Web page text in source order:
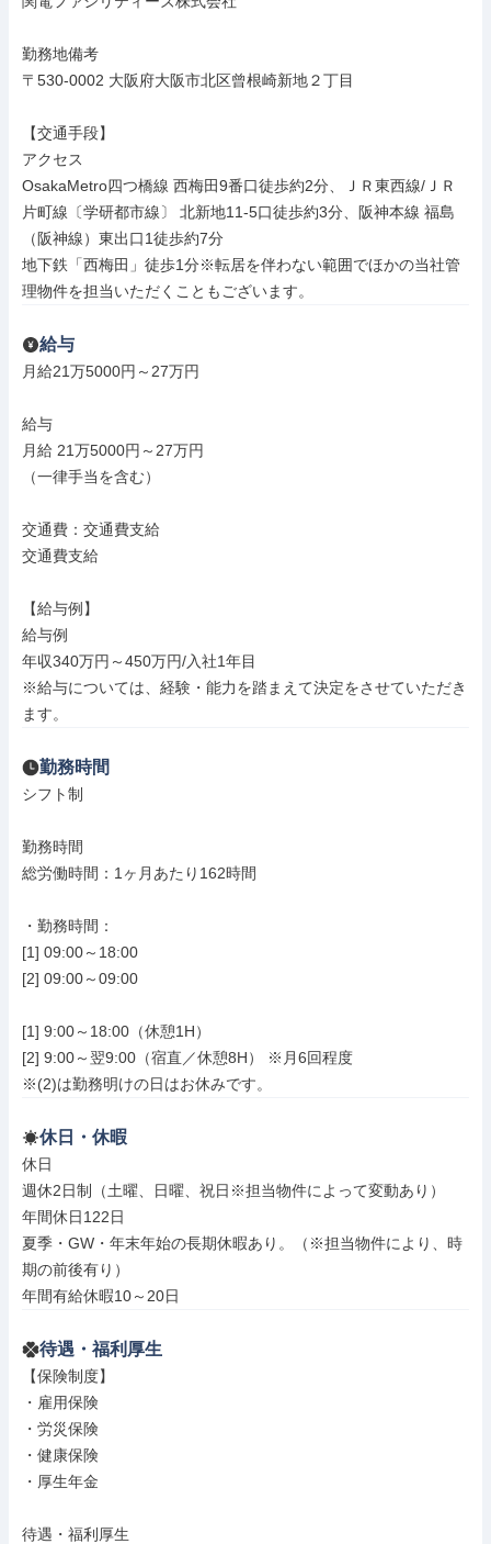
勤務地備考
〒530-0002 大阪府大阪市北区曾根崎新地２丁目
【交通手段】
アクセス
OsakaMetro四つ橋線 西梅田9番口徒歩約2分、ＪＲ東西線/ＪＲ
片町線〔学研都市線〕 北新地11-5口徒歩約3分、阪神本線 福島
（阪神線）東出口1徒歩約7分
地下鉄「西梅田」徒歩1分※転居を伴わない範囲でほかの当社管
理物件を担当いただくこともございます。
給与
月給21万5000円～27万円
給与
月給 21万5000円～27万円
（一律手当を含む）
交通費：交通費支給
交通費支給
【給与例】
給与例
年収340万円～450万円/入社1年目
※給与については、経験・能力を踏まえて決定をさせていただき
ます。
勤務時間
シフト制
勤務時間
総労働時間：1ヶ月あたり162時間
・勤務時間：
[1] 09:00～18:00
[2] 09:00～09:00
[1] 9:00～18:00（休憩1H）
[2] 9:00～翌9:00（宿直／休憩8H） ※月6回程度
※(2)は勤務明けの日はお休みです。
休日・休暇
休日
週休2日制（土曜、日曜、祝日※担当物件によって変動あり）
年間休日122日
夏季・GW・年末年始の長期休暇あり。（※担当物件により、時
期の前後有り）
年間有給休暇10～20日
待遇・福利厚生
【保険制度】
・雇用保険
・労災保険
・健康保険
・厚生年金
待遇・福利厚生